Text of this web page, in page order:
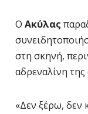
Ο Ακύλας
στη σκηνή,
αδρεναλίνη της
«Δεν ξέρω, δεν